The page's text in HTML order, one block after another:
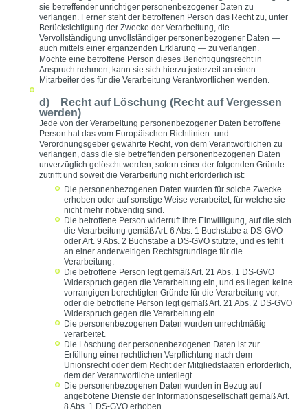
sie betreffender unrichtiger personenbezogener Daten zu
verlangen. Ferner steht der betroffenen Person das Recht zu, unter
Berücksichtigung der Zwecke der Verarbeitung, die
Vervollständigung unvollständiger personenbezogener Daten —
auch mittels einer ergänzenden Erklärung — zu verlangen.
Möchte eine betroffene Person dieses Berichtigungsrecht in
Anspruch nehmen, kann sie sich hierzu jederzeit an einen
Mitarbeiter des für die Verarbeitung Verantwortlichen wenden.
d) Recht auf Löschung (Recht auf Vergessen
werden)
Jede von der Verarbeitung personenbezogener Daten betroffene
Person hat das vom Europäischen Richtlinien- und
Verordnungsgeber gewährte Recht, von dem Verantwortlichen zu
verlangen, dass die sie betreffenden personenbezogenen Daten
unverzüglich gelöscht werden, sofern einer der folgenden Gründe
zutrifft und soweit die Verarbeitung nicht erforderlich ist:
Die personenbezogenen Daten wurden für solche Zwecke
erhoben oder auf sonstige Weise verarbeitet, für welche sie
nicht mehr notwendig sind.
Die betroffene Person widerruft ihre Einwilligung, auf die sich
die Verarbeitung gemäß Art. 6 Abs. 1 Buchstabe a DS-GVO
oder Art. 9 Abs. 2 Buchstabe a DS-GVO stützte, und es fehlt
an einer anderweitigen Rechtsgrundlage für die
Verarbeitung.
Die betroffene Person legt gemäß Art. 21 Abs. 1 DS-GVO
Widerspruch gegen die Verarbeitung ein, und es liegen keine
vorrangigen berechtigten Gründe für die Verarbeitung vor,
oder die betroffene Person legt gemäß Art. 21 Abs. 2 DS-GVO
Widerspruch gegen die Verarbeitung ein.
Die personenbezogenen Daten wurden unrechtmäßig
verarbeitet.
Die Löschung der personenbezogenen Daten ist zur
Erfüllung einer rechtlichen Verpflichtung nach dem
Unionsrecht oder dem Recht der Mitgliedstaaten erforderlich,
dem der Verantwortliche unterliegt.
Die personenbezogenen Daten wurden in Bezug auf
angebotene Dienste der Informationsgesellschaft gemäß Art.
8 Abs. 1 DS-GVO erhoben.